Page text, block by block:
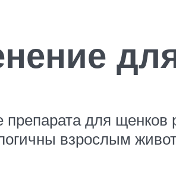
препарата для
взрослым